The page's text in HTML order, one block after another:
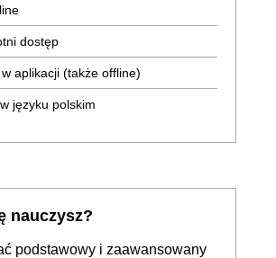
dostęp
aplikacji (także offline)
języku polskim
nauczysz?
podstawowy i zaawansowany